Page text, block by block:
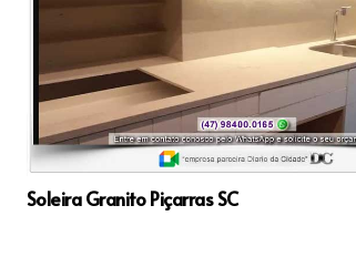
Soleira Granito Piçarras SC